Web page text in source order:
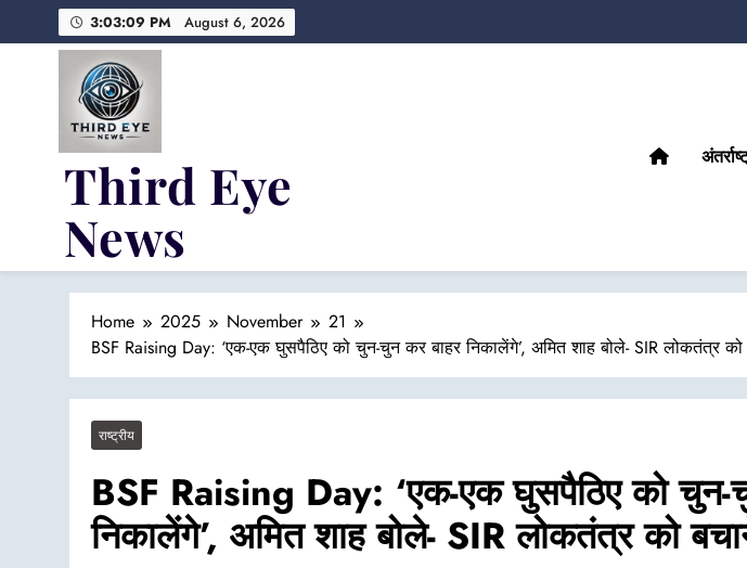
to
3:03:10 PM August 6, 2026
Third Eye
News
Home 2025 November
21
BSF Raising Day: ‘एक-एक घुसपैठिए को चुन-चुन कर बाहर निकालेंगे’, अमित शाह बोले- SIR लोकतंत्र
राष्ट्रीय
BSF Raising Day: ‘एक-एक घुसपैठिए को चुन-
निकालेंगे’, अमित शाह बोले- SIR लोकतंत्र को